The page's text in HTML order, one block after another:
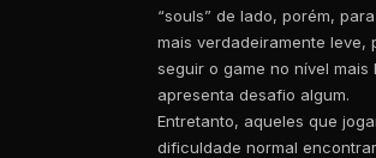
“souls” de lado, porém,
mais verdadeiramente leve,
seguir o game no nível mais
apresenta desafio algum.
Entretanto, aqueles que
dificuldade normal